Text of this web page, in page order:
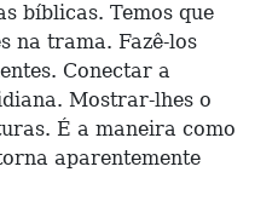
bíblicas. Temos que
na trama. Fazê-los
Conectar a
Mostrar-lhes o
É a maneira como
aparentemente